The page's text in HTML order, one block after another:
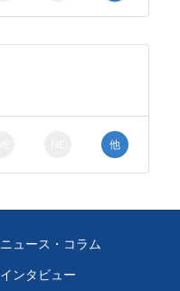
他
ニュース・コラム
インタビュー